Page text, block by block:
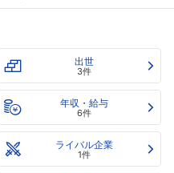
出世
3件
年収・給与
6件
ライバル企業
1件